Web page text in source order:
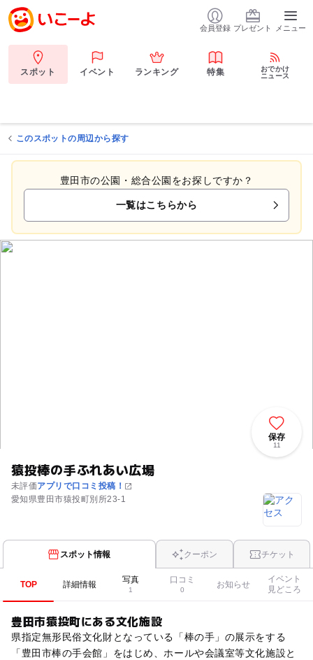
会員登録 プレゼント メニュー
スポット イベント ランキング 特集
おでかけ
ニュース
このスポットの周辺から探す
豊田市の公園・総合公園をお探しですか？
一覧はこちらから
猿投棒の手ふれあい広場
未評価アプリで口コミ投稿！
愛知県豊田市猿投町別所23-1
保存
11
スポット情報 クーポン チケット
TOP 詳細情報 写真
1
口コミ
0
お知らせ
イベント
見どころ
豊田市猿投町にある文化施設
県指定無形民俗文化財となっている「棒の手」の展示をする
「豊田市棒の手会館」をはじめ、ホールや会議室等文化施設と